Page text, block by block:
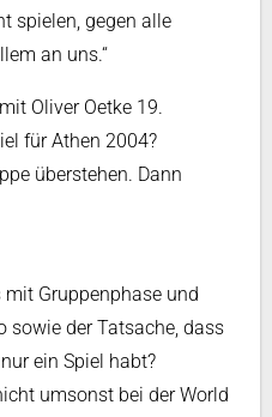
spielen, gegen alle
an uns.“
Oliver Oetke 19.
für Athen 2004?
überstehen. Dann
Gruppenphase und
sowie der Tatsache, dass
ein Spiel habt?
umsonst bei der World